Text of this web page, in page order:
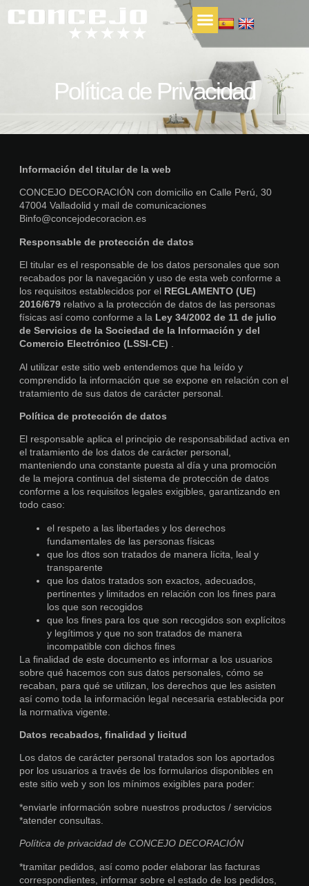
Política de Privacidad
Información del titular de la web
CONCEJO DECORACIÓN con domicilio en Calle Perú, 30
47004 Valladolid y mail de comunicaciones
Binfo@concejodecoracion.es
Responsable de protección de datos
El titular es el responsable de los datos personales que son
recabados por la navegación y uso de esta web conforme a
los requisitos establecidos por el REGLAMENTO (UE)
2016/679 relativo a la protección de datos de las personas
físicas así como conforme a la Ley 34/2002 de 11 de julio
de Servicios de la Sociedad de la Información y del
Comercio Electrónico (LSSI-CE)
Al utilizar este sitio web entendemos que ha leído y
comprendido la información que se expone en relación con el
tratamiento de sus datos de carácter personal.
Política de protección de datos
El responsable aplica el principio de responsabilidad activa en
el tratamiento de los datos de carácter personal,
manteniendo una constante puesta al día y una promoción
de la mejora continua del sistema de protección de datos
conforme a los requisitos legales exigibles, garantizando en
todo caso:
el respeto a las libertades y los derechos
fundamentales de las personas físicas
que los dtos son tratados de manera lícita, leal y
transparente
que los datos tratados son exactos, adecuados,
pertinentes y limitados en relación con los fines para
los que son recogidos
que los fines para los que son recogidos son explícitos
y legítimos y que no son tratados de manera
incompatible con dichos fines
La finalidad de este documento es informar a los usuarios
sobre qué hacemos con sus datos personales, cómo se
recaban, para qué se utilizan, los derechos que les asisten
así como toda la información legal necesaria establecida por
la normativa vigente.
Datos recabados, finalidad y licitud
Los datos de carácter personal tratados son los aportados
por los usuarios a través de los formularios disponibles en
este sitio web y son los mínimos exigibles para poder:
*enviarle información sobre nuestros productos / servicios
*atender consultas.
Política de privacidad de CONCEJO DECORACIÓN
*tramitar pedidos, así como poder elaborar las facturas
correspondientes, informar sobre el estado de los pedidos,